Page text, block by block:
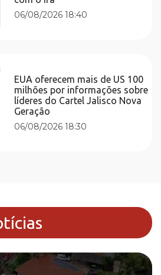
06/08/2026 18:40
EUA oferecem mais de US 100
milhões por informações sobre
líderes do Cartel Jalisco Nova
Geração
06/08/2026 18:30